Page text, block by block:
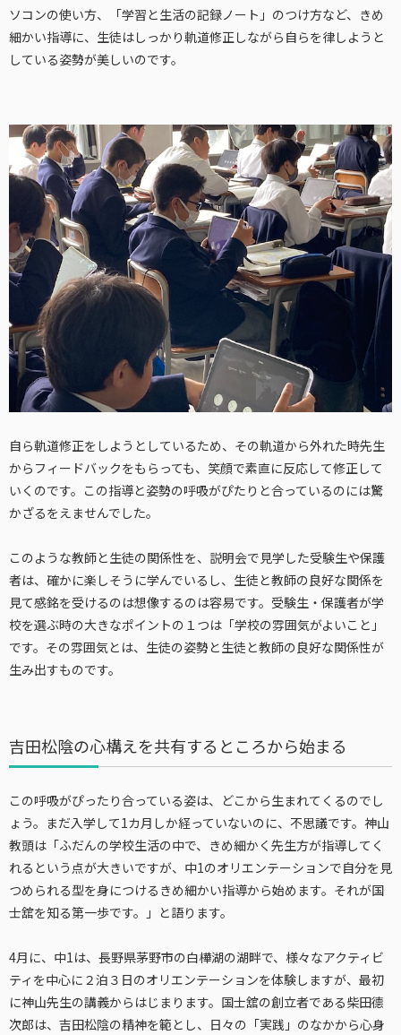
ソコンの使い方、「学習と生活の記録ノート」のつけ方など、きめ
細かい指導に、生徒はしっかり軌道修正しながら自らを律しようと
している姿勢が美しいのです。
自ら軌道修正をしようとしているため、その軌道から外れた時先生
からフィードバックをもらっても、笑顔で素直に反応して修正して
いくのです。この指導と姿勢の呼吸がぴたりと合っているのには驚
かざるをえませんでした。
このような教師と生徒の関係性を、説明会で見学した受験生や保護
者は、確かに楽しそうに学んでいるし、生徒と教師の良好な関係を
見て感銘を受けるのは想像するのは容易です。受験生・保護者が学
校を選ぶ時の大きなポイントの１つは「学校の雰囲気がよいこと」
です。その雰囲気とは、生徒の姿勢と生徒と教師の良好な関係性が
生み出すものです。
吉田松陰の心構えを共有するところから始まる
この呼吸がぴったり合っている姿は、どこから生まれてくるのでし
ょう。まだ入学して1カ月しか経っていないのに、不思議です。神山
教頭は「ふだんの学校生活の中で、きめ細かく先生方が指導してく
れるという点が大きいですが、中1のオリエンテーションで自分を見
つめられる型を身につけるきめ細かい指導から始めます。それが国
士舘を知る第一歩です。」と語ります。
4月に、中1は、長野県茅野市の白樺湖の湖畔で、様々なアクティビ
ティを中心に２泊３日のオリエンテーションを体験しますが、最初
に神山先生の講義からはじまります。国士舘の創立者である柴田德
次郎は、吉田松陰の精神を範とし、日々の「実践」のなかから心身